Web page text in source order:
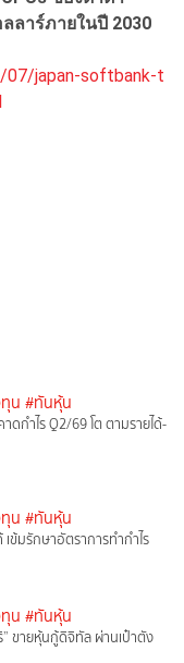
ลาร์ภายในปี 2030
japan-softbank-t
น #ทันหุ้น
ดกำไร Q2/69 โต ตามรายได้-
น #ทันหุ้น
เข้มรักษาอัตราการทำกำไร
น #ทันหุ้น
” ขายหุ้นกู้ดิจิทัล ผ่านเป๋าตัง